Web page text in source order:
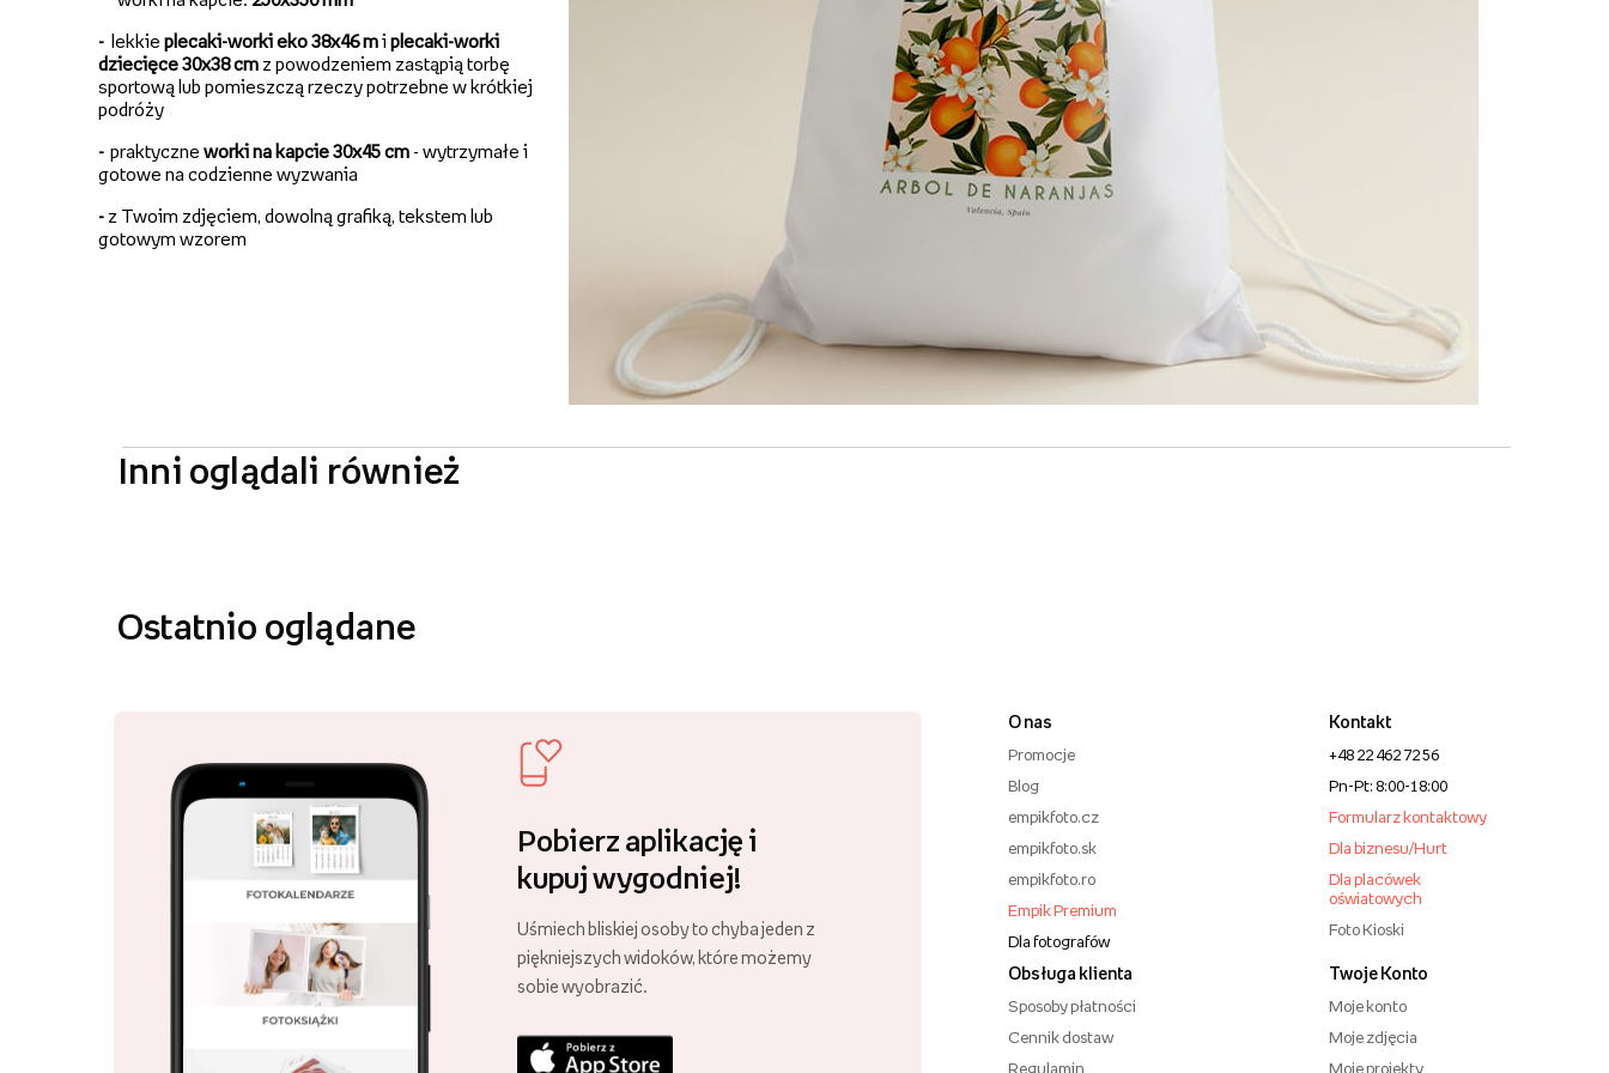
- lekkie plecaki-worki eko 38x46 mi plecaki-worki
dziecięce 30x38 cm z powodzeniem zastąpią torbę
sportową lub pomieszczą rzeczy potrzebne w krótkiej
podróży
- praktyczne worki na kapcie 30x45 cm - wytrzymałe i
gotowe na codzienne wyzwania
- z Twoim zdjęciem, dowolną grafiką, tekstem lub
gotowym wzorem
Inni oglądali również
Ostatnio oglądane
Pobierz aplikację i
kupuj wygodniej!
Uśmiech bliskiej osoby to chyba jeden z
piękniejszych widoków, które możemy
sobie wyobrazić.
O nas
Promocje
Blog
empikfoto.cz
empikfoto.sk
empikfoto.ro
Empik Premium
Dla fotografów
Obsługa klienta
Sposoby płatności
Cennik dostaw
Regulamin
Kontakt
+48 22 462 72 56
Pn-Pt: 8:00-18:00
Formularz kontaktowy
Dla biznesu/Hurt
Dla placówek
oświatowych
Foto Kioski
Twoje Konto
Moje konto
Moje zdjęcia
Moje projekty